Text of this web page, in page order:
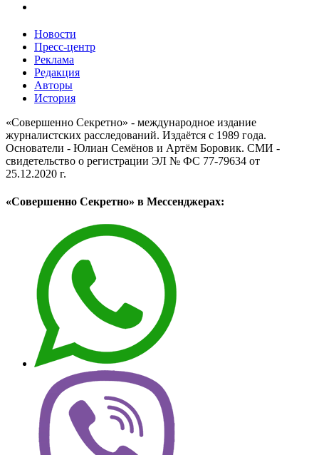
Новости
Пресс-центр
Реклама
Редакция
Авторы
История
«Совершенно Секретно» - международное издание
журналистских расследований. Издаётся с 1989 года.
Основатели - Юлиан Семёнов и Артём Боровик. CМИ -
свидетельство о регистрации ЭЛ № ФС 77-79634 от
25.12.2020 г.
«Совершенно Секретно» в Мессенджерах: